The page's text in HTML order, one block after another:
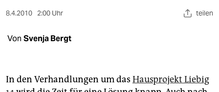
sport
berlin
wahrheit
8.4.2010 2:00 Uhr teilen
Von Svenja Bergt
In den Verhandlungen um das Hausprojekt Liebig